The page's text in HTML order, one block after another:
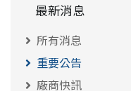
最新消息
所有消息
重要公告
廠商快訊